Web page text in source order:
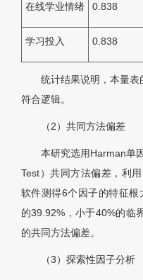
在线学业情绪 0.838
学习投入 0.838
统计结果说明，本量表
符合逻辑。
（2）共同方法偏差
本研究选用Harman单
Test）共同方法偏差，利
软件测得6个因子的特征
的39.92%，小于40%的临
的共同方法偏差。
（3）探索性因子分析